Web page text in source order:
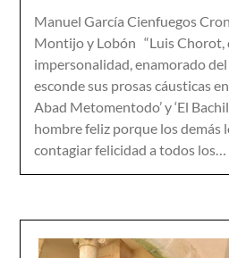
Manuel García Cienfuegos
Montijo y Lobón “Luis Chorot,
impersonalidad, enamorado
esconde sus prosas cáusticas
Abad Metomentodo’ y ‘El
hombre feliz porque los demás
contagiar felicidad a todos los…